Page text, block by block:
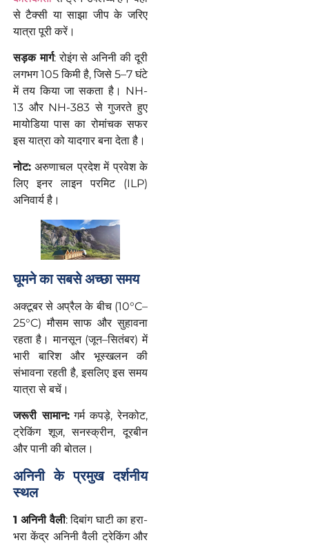
से टैक्सी या साझा जीप के जरिए
यात्रा पूरी करें।
सड़क मार्ग: रोइंग से अनिनी की दूरी
लगभग 105 किमी है, जिसे 5–7 घंटे
में तय किया जा सकता है। NH-
13 और NH-383 से गुजरते हुए
मायोडिया पास का रोमांचक सफर
इस यात्रा को यादगार बना देता है।
नोट:अरुणाचल प्रदेश में प्रवेश के
लिए इनर लाइन परमिट (ILP)
अनिवार्य है।
घूमने का सबसे अच्छा समय
अक्टूबर से अप्रैल के बीच (10°C–
25°C) मौसम साफ और सुहावना
रहता है। मानसून (जून–सितंबर) में
भारी बारिश और भूस्खलन की
संभावना रहती है, इसलिए इस समय
यात्रा से बचें।
जरूरी सामान:गर्म कपड़े, रेनकोट,
ट्रेकिंग शूज, सनस्क्रीन, दूरबीन
और पानी की बोतल।
अनिनी के प्रमुख दर्शनीय
स्थल
1️ अनिनी वैली: दिबांग घाटी का हरा-
भरा केंद्र अनिनी वैली ट्रेकिंग और